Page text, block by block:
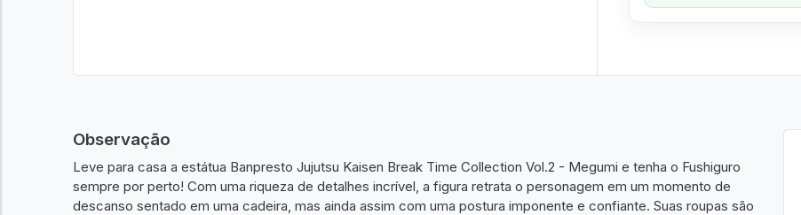
Observação
Leve para casa a estátua Banpresto Jujutsu Kaisen Break Time Collection Vol.2 - Megumi e tenha o Fushiguro
sempre por perto! Com uma riqueza de detalhes incrível, a figura retrata o personagem em um momento de
descanso sentado em uma cadeira, mas ainda assim com uma postura imponente e confiante. Suas roupas são